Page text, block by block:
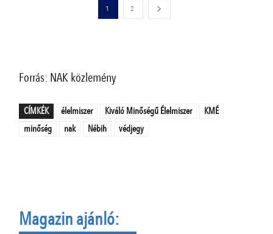
1 2
Forrás: NAK közlemény
CÍMKÉK élelmiszer Kiváló Minőségű Élelmiszer
KMÉ
minőség
nak Nébih védjegy
Magazin ajánló: